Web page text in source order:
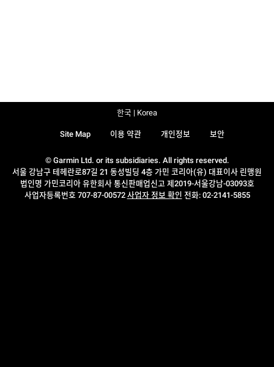
© Garmin Ltd. or its subsidiaries. All rights reserved.
서울 강남구 테헤란로87길 21 동성빌딩 4층 가민 코리아(유) 대표이사 린맹원
법인명 가민코리아 유한회사 통신판매업신고 제2019-서울강남-03093호
사업자등록번호 707-87-00572 사업자 정보 확인 전화: 02-2141-5855
Site Map 이용 약관 개인정보 보안
한국 | Korea